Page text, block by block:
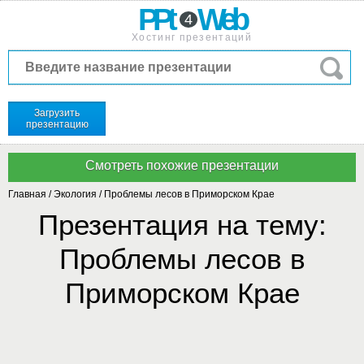
PPt 4 Web
Хостинг презентаций
Загрузить
презентацию
Главная /Экология / Проблемы лесов в Приморском Крае
Презентация на тему:
Проблемы лесов в
Приморском Крае